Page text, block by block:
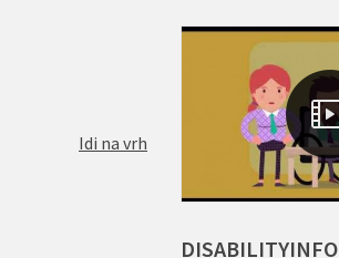
Idi na vrh
DISABILITYINFO